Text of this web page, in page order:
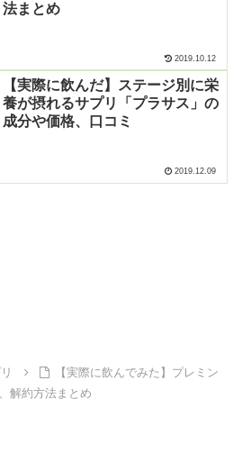
法まとめ
2019.10.12
【実際に飲んだ】ステージ別に栄
養が摂れるサプリ「プラサス」の
成分や価格、口コミ
2019.12.09
【実際に飲んでみた】プレミン
解約方法まとめ